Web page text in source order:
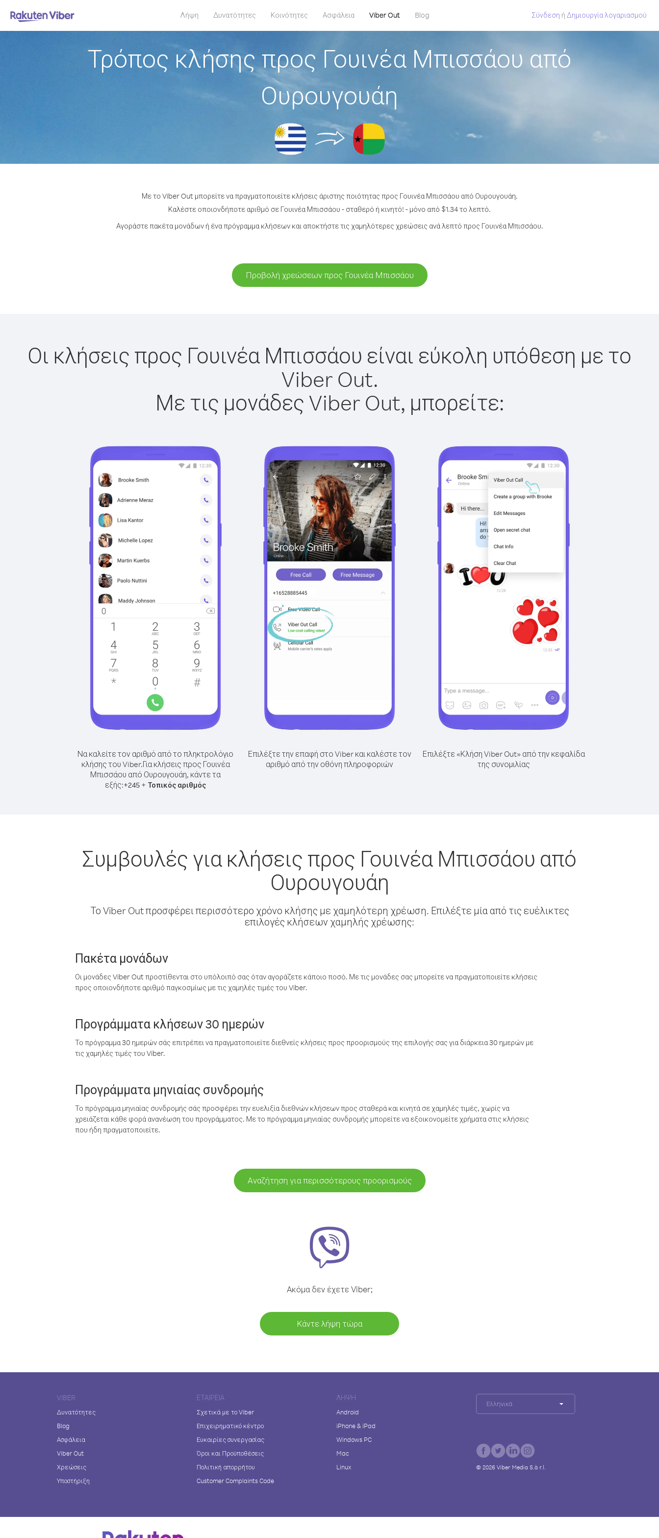
Λήψη Δυνατότητες Κοινότητες Ασφάλεια Viber Out Blog Σύνδεση ή Δημιουργία λογαριασμού
Τρόπος κλήσης προς Γουινέα Μπισσάου από
Ουρουγουάη
Με το Viber Out μπορείτε να πραγματοποιείτε κλήσεις άριστης ποιότητας προς Γουινέα Μπισσάου από Ουρουγουάη.
Καλέστε οποιονδήποτε αριθμό σε Γουινέα Μπισσάου - σταθερό ή κινητό! - μόνο από $1.34 το λεπτό.
Αγοράστε πακέτα μονάδων ή ένα πρόγραμμα κλήσεων και αποκτήστε τις χαμηλότερες χρεώσεις ανά λεπτό προς Γουινέα Μπισσάου.
Προβολή χρεώσεων προς Γουινέα Μπισσάου
Οι κλήσεις προς Γουινέα Μπισσάου είναι εύκολη υπόθεση με το
Viber Out.
Με τις μονάδες Viber Out, μπορείτε:
Να καλείτε τον αριθμό από το πληκτρολόγιο
κλήσης του Viber.Για κλήσεις προς Γουινέα
Μπισσάου από Ουρουγουάη, κάντε τα
εξής:+245 + Τοπικός αριθμός
Επιλέξτε την επαφή στο Viber και καλέστε τον
αριθμό από την οθόνη πληροφοριών
Επιλέξτε «Κλήση Viber Out» από την κεφαλίδα
της συνομιλίας
Συμβουλές για κλήσεις προς Γουινέα Μπισσάου από
Ουρουγουάη
Το Viber Out προσφέρει περισσότερο χρόνο κλήσης με χαμηλότερη χρέωση. Επιλέξτε μία από τις ευέλικτες
επιλογές κλήσεων χαμηλής χρέωσης:
Πακέτα μονάδων
Οι μονάδες Viber Out προστίθενται στο υπόλοιπό σας όταν αγοράζετε κάποιο ποσό. Με τις μονάδες σας μπορείτε να πραγματοποιείτε κλήσεις
προς οποιονδήποτε αριθμό παγκοσμίως με τις χαμηλές τιμές του Viber.
Προγράμματα κλήσεων 30 ημερών
Το πρόγραμμα 30 ημερών σάς επιτρέπει να πραγματοποιείτε διεθνείς κλήσεις προς προορισμούς της επιλογής σας για διάρκεια 30 ημερών με
τις χαμηλές τιμές του Viber.
Προγράμματα μηνιαίας συνδρομής
Το πρόγραμμα μηνιαίας συνδρομής σάς προσφέρει την ευελιξία διεθνών κλήσεων προς σταθερά και κινητά σε χαμηλές τιμές, χωρίς να
χρειάζεται κάθε φορά ανανέωση του προγράμματος. Με το πρόγραμμα μηνιαίας συνδρομής μπορείτε να εξοικονομείτε χρήματα στις κλήσεις
που ήδη πραγματοποιείτε.
Αναζήτηση για περισσότερους προορισμούς
Ακόμα δεν έχετε Viber;
Κάντε λήψη τώρα
VIBER
Δυνατότητες
Blog
Ασφάλεια
Viber Out
Χρεώσεις
Υποστήριξη
ΕΤΑΙΡΕΊΑ
Σχετικά με το Viber
Επιχειρηματικό κέντρο
Ευκαιρίες συνεργασίας
Όροι και Προϋποθέσεις
Πολιτική απορρήτου
Customer Complaints Code
ΛΉΨΗ
Android
iPhone & iPad
Windows PC
Mac
Linux
Ελληνικά
© 2026 Viber Media S.à r.l.